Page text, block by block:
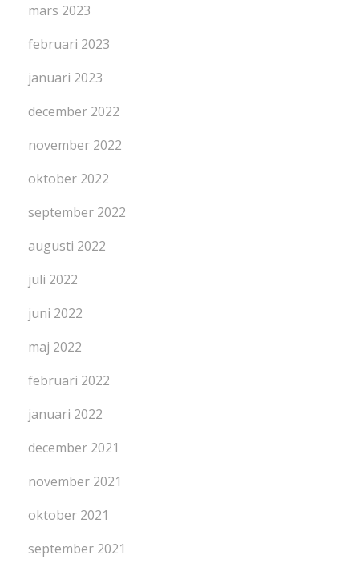
mars 2023
februari 2023
januari 2023
december 2022
november 2022
oktober 2022
september 2022
augusti 2022
juli 2022
juni 2022
maj 2022
februari 2022
januari 2022
december 2021
november 2021
oktober 2021
september 2021